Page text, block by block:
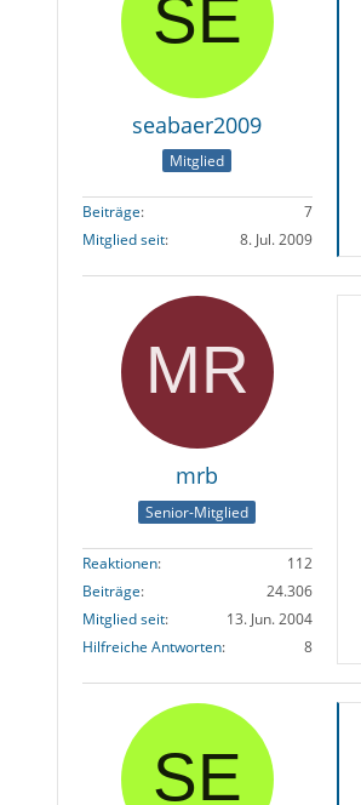
seabaer2009
Mitglied
Beiträge
7
Mitglied seit
8. Jul. 2009
mrb
Senior-Mitglied
Reaktionen
112
Beiträge
24.306
Mitglied seit
13. Jun. 2004
Hilfreiche Antworten
8